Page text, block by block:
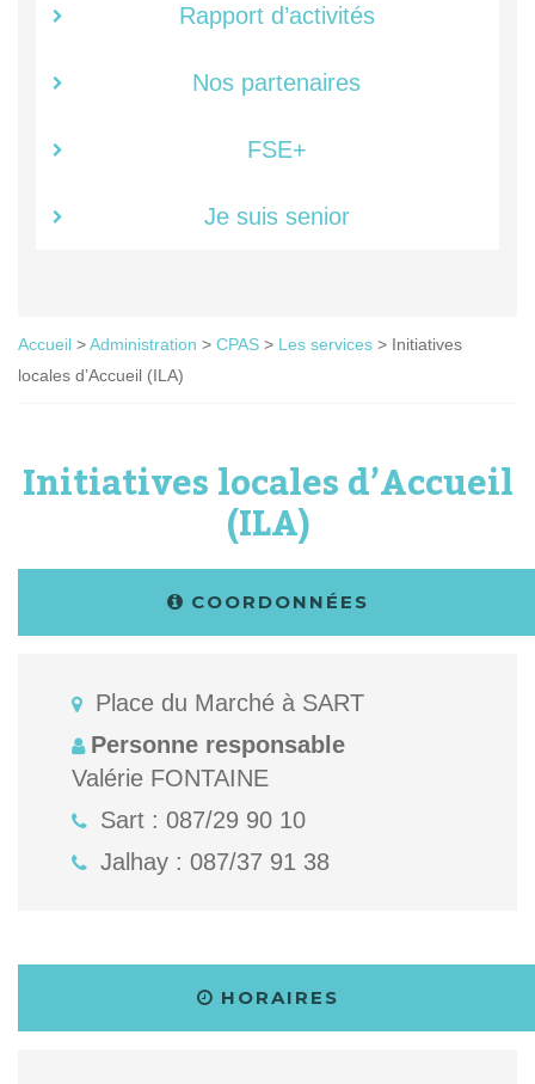
Rapport d’activités
Nos partenaires
FSE+
Je suis senior
Accueil >Administration > CPAS > Les services > Initiatives
locales d’Accueil (ILA)
Initiatives locales d’Accueil
(ILA)
COORDONNÉES
Place du Marché à SART
Personne responsable
Valérie FONTAINE
Sart : 087/29 90 10
Jalhay : 087/37 91 38
HORAIRES